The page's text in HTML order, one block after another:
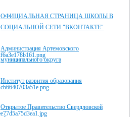
ОФИЦИАЛЬНАЯ СТРАНИЦА ШКОЛЫ В
СОЦИАЛЬНОЙ СЕТИ "ВКОНТАКТЕ"
Администрация Артемовского
муниципального округа
Институт развития образования
Открытое Правительство Свердловской